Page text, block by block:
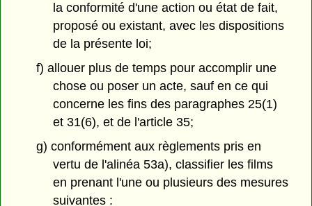
la conformité d'une action ou état de fait,
proposé ou existant, avec les dispositions
de la présente loi;
f) allouer plus de temps pour accomplir une
chose ou poser un acte, sauf en ce qui
concerne les fins des paragraphes 25(1)
et 31(6), et de l'article 35;
g) conformément aux règlements pris en
vertu de l'alinéa 53a), classifier les films
en prenant l'une ou plusieurs des mesures
suivantes :